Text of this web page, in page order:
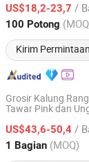
US$18,2-23,7 /
100 Potong
Kirim Permintaan
Harga
Grosir Kalung
Tawar Pink dan
US$43,6-50,4 /
1 Bagian (MOQ)
EXPORT CO.,
Harga